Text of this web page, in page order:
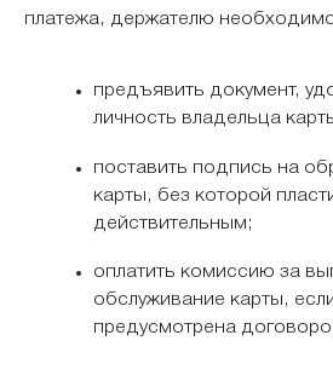
платежа, держателю
предъявить документ,
личность владельца
поставить подпись на
карты, без которой
действительным;
оплатить комиссию за
обслуживание карты,
предусмотрена